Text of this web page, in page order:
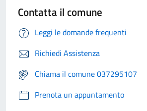
Contatta il comune
Leggi le domande frequenti
Richiedi Assistenza
Chiama il comune 037295107
Prenota un appuntamento